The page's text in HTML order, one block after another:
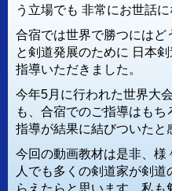
う立場でも 非常にお世話に
合宿では世界で勝つには
と剣道発展のために 日本
指導いただきました。
今年5月に行われた世界大
も、合宿でのご指導はも
指導が結果に結びついたと
今回の動画教材は是非、様
人でも多くの剣道家が剣道
らえたらと思います。私も